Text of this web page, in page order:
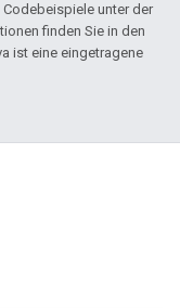
Codebeispiele unter der
finden Sie in den
ist eine eingetragene